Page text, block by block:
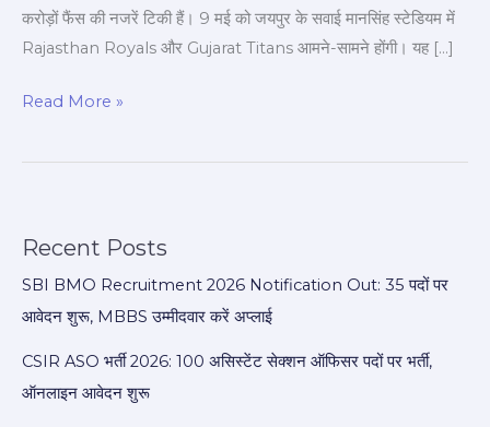
करोड़ों फैंस की नजरें टिकी हैं। 9 मई को जयपुर के सवाई मानसिंह स्टेडियम में
Rajasthan Royals और Gujarat Titans आमने-सामने होंगी। यह […]
Read More »
Recent Posts
SBI BMO Recruitment 2026 Notification Out: 35 पदों पर
आवेदन शुरू, MBBS उम्मीदवार करें अप्लाई
CSIR ASO भर्ती 2026: 100 असिस्टेंट सेक्शन ऑफिसर पदों पर भर्ती,
ऑनलाइन आवेदन शुरू